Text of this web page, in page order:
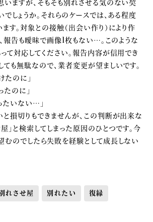
ますが、そもそも別れさせる気のない契
しょうか。それらのケースでは、ある程度
す。対象との接触（出会い作り）により作
報告も曖昧で画像1枚もない…。このような
て対応してください。報告内容が信用でき
も無駄なので、業者変更が望ましいです。
たのに」
たのに」
たいない…」
損切りもできませんが、この判断が出来な
」と検索してしまった原因のひとつです。今
のでしたら失敗を経験として成長しない
れさせ屋 別れたい 復縁